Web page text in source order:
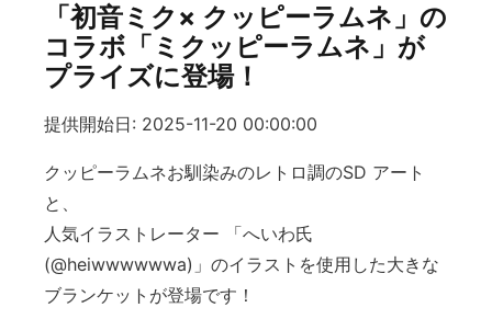
「初音ミク× クッピーラムネ」の
コラボ「ミクッピーラムネ」が
プライズに登場！
提供開始日: 2025-11-20 00:00:00
クッピーラムネお馴染みのレトロ調のSD アート
と、
人気イラストレーター 「へいわ氏
(@heiwwwwwwa)」のイラストを使用した大きな
ブランケットが登場です！